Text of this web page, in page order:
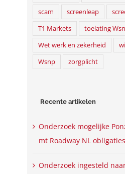
scam
screenleap
T1 Markets
toelating
Wet werk en zekerheid
Wsnp
zorgplicht
Recente artikelen
Onderzoek mogelijke
mt Roadway NL obligaties
Onderzoek ingesteld